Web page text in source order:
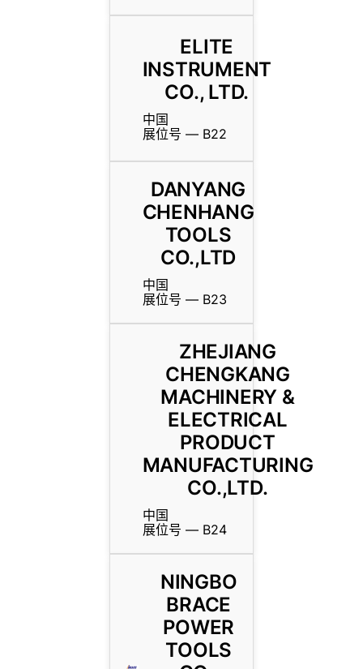
ELITE
INSTRUMENT
CO., LTD.
中国
展位号 — B22
DANYANG
CHENHANG
TOOLS
CO.,LTD
中国
展位号 — B23
ZHEJIANG
CHENGKANG
MACHINERY &
ELECTRICAL
PRODUCT
MANUFACTURING
CO.,LTD.
中国
展位号 — B24
NINGBO
BRACE
POWER
TOOLS